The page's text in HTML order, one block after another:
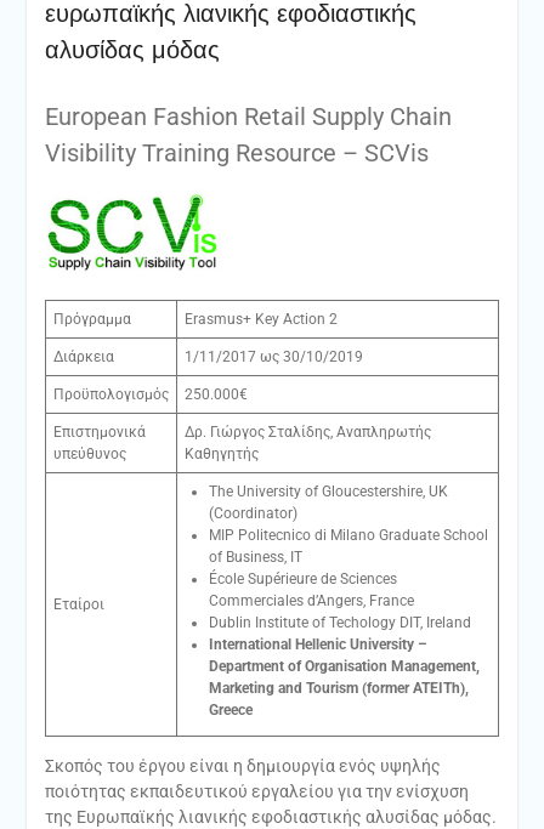
ευρωπαϊκής λιανικής εφοδιαστικής
αλυσίδας μόδας
European Fashion Retail Supply Chain
Visibility Training Resource – SCVis
Πρόγραμμα Erasmus+ Key Action 2
Διάρκεια 1/11/2017 ως 30/10/2019
Προϋπολογισμός 250.000€
Επιστημονικά
υπεύθυνος
Δρ. Γιώργος Σταλίδης, Αναπληρωτής
Καθηγητής
Εταίροι
The University of Gloucestershire, UK
(Coordinator)
MIP Politecnico di Milano Graduate School
of Business, IT
École Supérieure de Sciences
Commerciales d’Angers, France
Dublin Institute of Techology DIT, Ireland
International Hellenic University –
Department of Organisation Management,
Marketing and Tourism (former ATEITh),
Greece
Σκοπός του έργου είναι η δημιουργία ενός υψηλής
ποιότητας εκπαιδευτικού εργαλείου για την ενίσχυση
της Ευρωπαϊκής λιανικής εφοδιαστικής αλυσίδας μόδας.